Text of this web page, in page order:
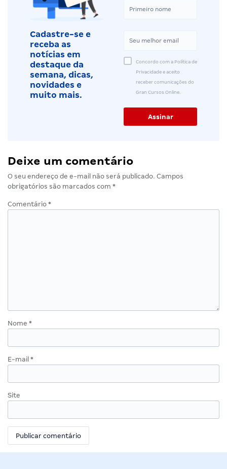
Cadastre-se e
receba as
notícias em
destaque da
semana, dicas,
novidades e
muito mais.
Concordo com a Política de
Privacidade e aceito
receber comunicações do
Gran Cursos Online.
Deixe um comentário
O seu endereço de e-mail não será publicado. Campos
obrigatórios são marcados com *
Comentário *
Nome *
E-mail *
Site